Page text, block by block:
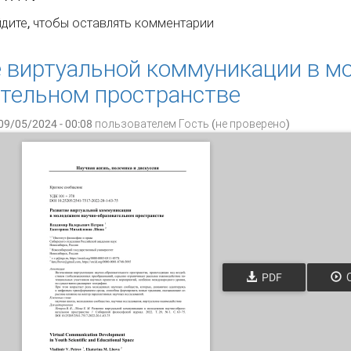
иностранных журналов в ГПНТБ СО РАН: эволюция
, чтобы оставлять комментарии
виртуальной коммуникации в
пространстве
05/2024 - 00:08 пользователем Гость (не проверено)
PDF